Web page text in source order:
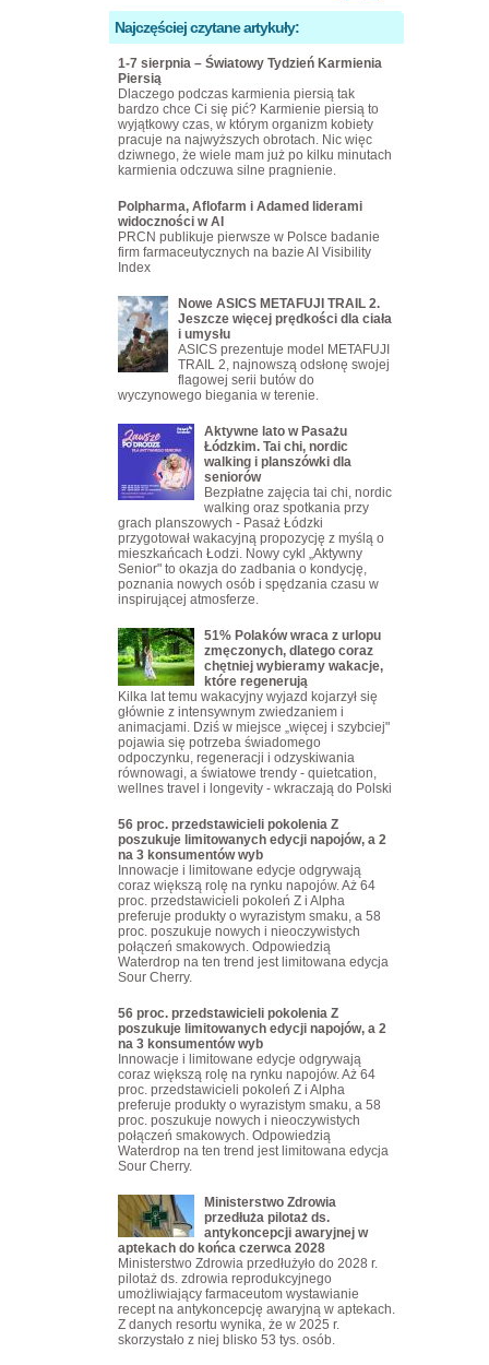
Najczęściej czytane artykuły:
1-7 sierpnia – Światowy Tydzień Karmienia
Piersią
Dlaczego podczas karmienia piersią tak
bardzo chce Ci się pić? Karmienie piersią to
wyjątkowy czas, w którym organizm kobiety
pracuje na najwyższych obrotach. Nic więc
dziwnego, że wiele mam już po kilku minutach
karmienia odczuwa silne pragnienie.
Polpharma, Aflofarm i Adamed liderami
widoczności w AI
PRCN publikuje pierwsze w Polsce badanie
firm farmaceutycznych na bazie AI Visibility
Index
Nowe ASICS METAFUJI TRAIL 2.
Jeszcze więcej prędkości dla ciała
i umysłu
ASICS prezentuje model METAFUJI
TRAIL 2, najnowszą odsłonę swojej
flagowej serii butów do
wyczynowego biegania w terenie.
Aktywne lato w Pasażu
Łódzkim. Tai chi, nordic
walking i planszówki dla
seniorów
Bezpłatne zajęcia tai chi, nordic
walking oraz spotkania przy
grach planszowych - Pasaż Łódzki
przygotował wakacyjną propozycję z myślą o
mieszkańcach Łodzi. Nowy cykl „Aktywny
Senior" to okazja do zadbania o kondycję,
poznania nowych osób i spędzania czasu w
inspirującej atmosferze.
51% Polaków wraca z urlopu
zmęczonych, dlatego coraz
chętniej wybieramy wakacje,
które regenerują
Kilka lat temu wakacyjny wyjazd kojarzył się
głównie z intensywnym zwiedzaniem i
animacjami. Dziś w miejsce „więcej i szybciej"
pojawia się potrzeba świadomego
odpoczynku, regeneracji i odzyskiwania
równowagi, a światowe trendy - quietcation,
wellnes travel i longevity - wkraczają do Polski
56 proc. przedstawicieli pokolenia Z
poszukuje limitowanych edycji napojów, a 2
na 3 konsumentów wyb
Innowacje i limitowane edycje odgrywają
coraz większą rolę na rynku napojów. Aż 64
proc. przedstawicieli pokoleń Z i Alpha
preferuje produkty o wyrazistym smaku, a 58
proc. poszukuje nowych i nieoczywistych
połączeń smakowych. Odpowiedzią
Waterdrop na ten trend jest limitowana edycja
Sour Cherry.
56 proc. przedstawicieli pokolenia Z
poszukuje limitowanych edycji napojów, a 2
na 3 konsumentów wyb
Innowacje i limitowane edycje odgrywają
coraz większą rolę na rynku napojów. Aż 64
proc. przedstawicieli pokoleń Z i Alpha
preferuje produkty o wyrazistym smaku, a 58
proc. poszukuje nowych i nieoczywistych
połączeń smakowych. Odpowiedzią
Waterdrop na ten trend jest limitowana edycja
Sour Cherry.
Ministerstwo Zdrowia
przedłuża pilotaż ds.
antykoncepcji awaryjnej w
aptekach do końca czerwca 2028
Ministerstwo Zdrowia przedłużyło do 2028 r.
pilotaż ds. zdrowia reprodukcyjnego
umożliwiający farmaceutom wystawianie
recept na antykoncepcję awaryjną w aptekach.
Z danych resortu wynika, że w 2025 r.
skorzystało z niej blisko 53 tys. osób.